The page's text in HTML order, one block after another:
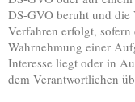
DS-GVO beruht und
Verfahren erfolgt,
Wahrnehmung einer
Interesse liegt oder in
dem Verantwortlichen